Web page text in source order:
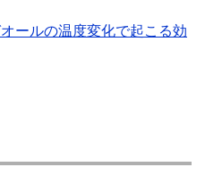
ールの温度変化で起こる効